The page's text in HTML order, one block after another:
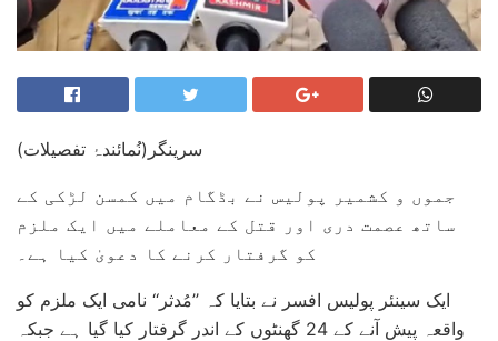
سرینگر(نُمائندۂ تفصیلات)
جموں و کشمیر پولیس نے بڈگام میں کمسن لڑکی کے
ساتھ عصمت دری اور قتل کے معاملے میں ایک ملزم
کو گرفتار کرنے کا دعویٰ کیا ہے۔
ایک سینئر پولیس افسر نے بتایا کہ ’’مُدثر‘‘ نامی ایک ملزم کو
واقعہ پیش آنے کے 24 گھنٹوں کے اندر گرفتار کیا گیا ہے جبکہ